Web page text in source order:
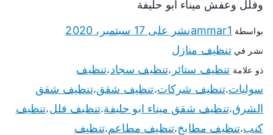
وفلل وعفش ميناء ابو حليفة
بواسطة ammar1نشر على 17 سبتمبر، 2020
نشر فيتنظيف منازل
ذو علامة تنظيف ستائر ،تنظيف سجاد،تنظيف
سوليات،تنظيف شركات،تنظيف شقق،تنظيف شقق
الشرق،تنظيف شقق ميناء ابو حليفة،تنظيف فلل،تنظيف
كنب،تنظيف مطابخ،تنظيف مطاعم،تنظيف